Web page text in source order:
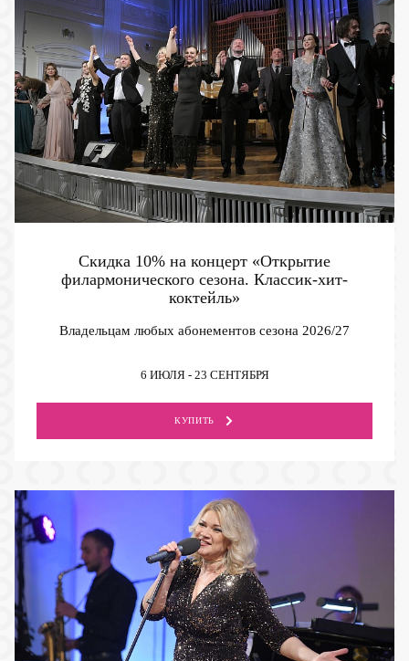
Скидка 10% на концерт «Открытие
филармонического сезона. Классик-хит-
коктейль»
Владельцам любых абонементов сезона 2026/27
6 ИЮЛЯ - 23 СЕНТЯБРЯ
КУПИТЬ